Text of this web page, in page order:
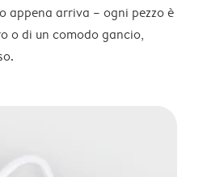
appena arriva – ogni pezzo è
o di un comodo gancio,